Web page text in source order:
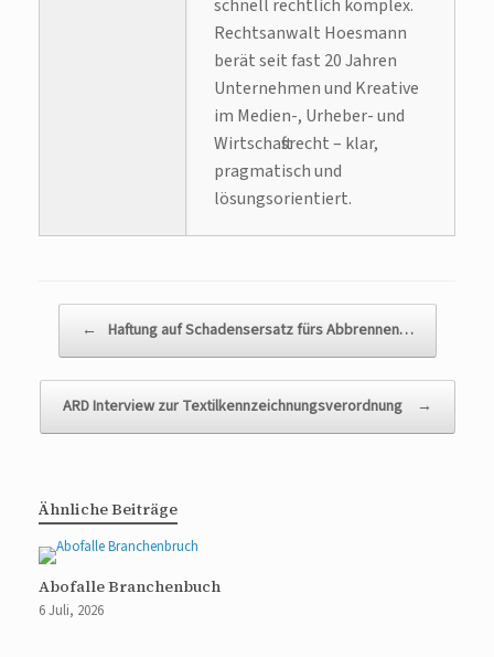
schnell rechtlich komplex.
Rechtsanwalt Hoesmann
berät seit fast 20 Jahren
Unternehmen und Kreative
im Medien-, Urheber- und
Wirtschaftsrecht – klar,
pragmatisch und
lösungsorientiert.
← Haftung auf Schadensersatz fürs Abbrennen…
ARD Interview zur Textilkennzeichnungsverordnung →
Ähnliche Beiträge
Abofalle Branchenbuch
6 Juli, 2026